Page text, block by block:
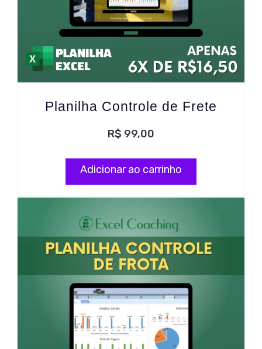
Planilha Controle de Frete
R$ 99,00
Adicionar ao carrinho